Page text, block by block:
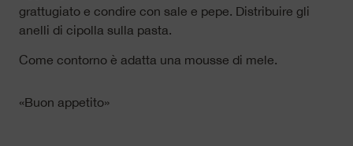
grattugiato e condire con sale e pepe. Distribuire gli
anelli di cipolla sulla pasta.
Come contorno è adatta una mousse di mele.
«Buon appetito»